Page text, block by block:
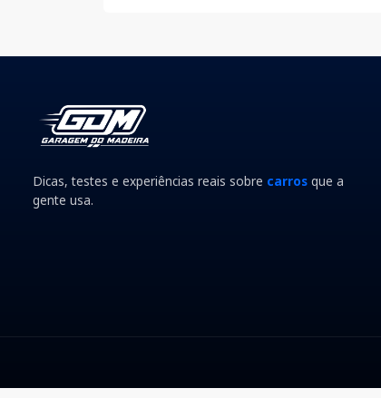
Dicas, testes e experiências reais sobre carros que a
gente usa.